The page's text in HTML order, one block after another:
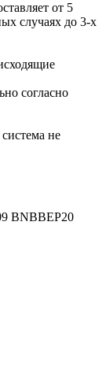
от 5
случаях до 3-х
согласно
не
BNBBEP20